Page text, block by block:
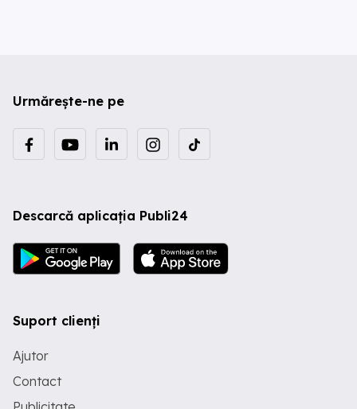
Urmărește-ne pe
Descarcă aplicația Publi24
Suport clienți
Ajutor
Contact